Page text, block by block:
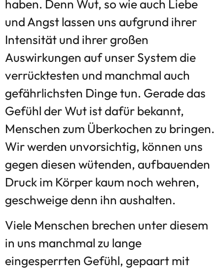
haben. Denn Wut, so wie auch Liebe
und Angst lassen uns aufgrund ihrer
Intensität und ihrer großen
Auswirkungen auf unser System die
verrücktesten und manchmal auch
gefährlichsten Dinge tun. Gerade das
Gefühl der Wut ist dafür bekannt,
Menschen zum Überkochen zu bringen.
Wir werden unvorsichtig, können uns
gegen diesen wütenden, aufbauenden
Druck im Körper kaum noch wehren,
geschweige denn ihn aushalten.
Viele Menschen brechen unter diesem
in uns manchmal zu lange
eingesperrten Gefühl, gepaart mit